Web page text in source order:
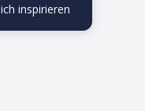
Modulentwicklung.
inspirieren